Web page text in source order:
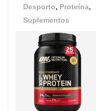
Desporto, Proteína,
Suplementos